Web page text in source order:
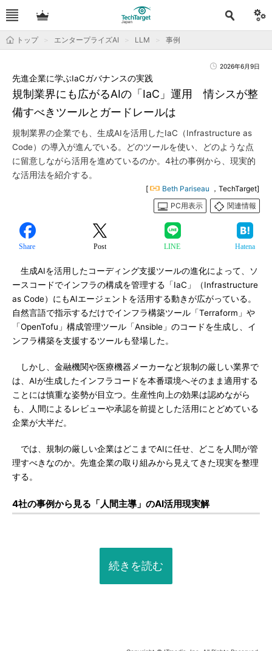
トップ エンタープライズAI LLM 事例
2026年6月9日
規制業界にも広がるAIの「IaC」運用 情シスが整
備すべきツールとガードレールは
先進企業に学ぶIaCガバナンスの実践
規制業界の企業でも、生成AIを活用したIaC（Infrastructure as
Code）の導入が進んでいる。どのツールを使い、どのような点
に留意しながら活用を進めているのか。4社の事例から、現実的
な活用法を紹介する。
[ Beth Pariseau ，TechTarget]
PC用表示
関連情報
Share Post LINE Hatena
生成AIを活用したコーディング支援ツールの進化によって、ソ
ースコードでインフラの構成を管理する「IaC」（Infrastructure
as Code）にもAIエージェントを活用する動きが広がっている。
自然言語で指示するだけでインフラ構築ツール「Terraform」や
「OpenTofu」構成管理ツール「Ansible」のコードを生成し、イ
ンフラ構築を支援するツールも登場した。
しかし、金融機関や医療機器メーカーなど規制の厳しい業界で
は、AIが生成したインフラコードを本番環境へそのまま適用する
ことには慎重な姿勢が目立つ。生産性向上の効果は認めながら
も、人間によるレビューや承認を前提とした活用にとどめている
企業が大半だ。
では、規制の厳しい企業はどこまでAIに任せ、どこを人間が管
理すべきなのか。先進企業の取り組みから見えてきた現実を整理
する。
4社の事例から見る「人間主導」のAI活用現実解
続きを読む